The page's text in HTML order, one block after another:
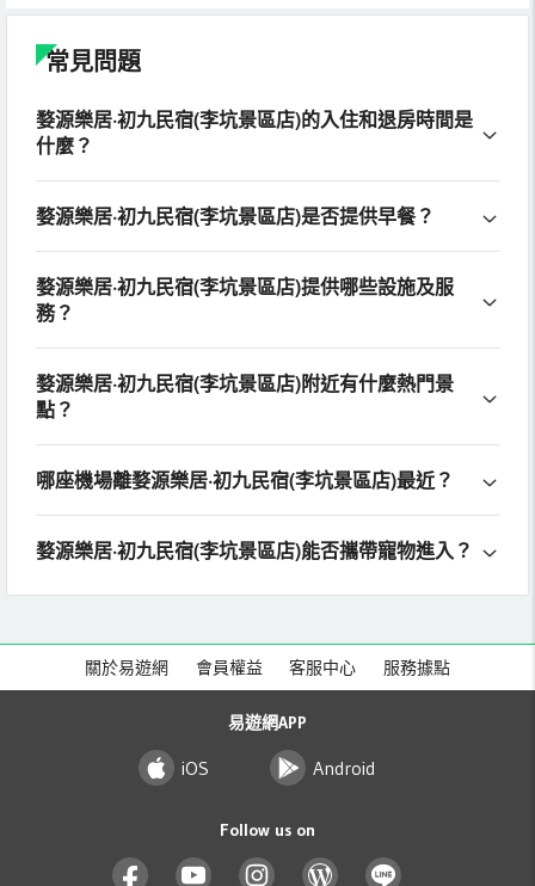
常見問題
婺源樂居·初九民宿(李坑景區店)的入住和退房時間是
什麼？
婺源樂居·初九民宿(李坑景區店)是否提供早餐？
婺源樂居·初九民宿(李坑景區店)提供哪些設施及服
務？
婺源樂居·初九民宿(李坑景區店)附近有什麼熱門景
點？
哪座機場離婺源樂居·初九民宿(李坑景區店)最近？
婺源樂居·初九民宿(李坑景區店)能否攜帶寵物進入？
關於易遊網 會員權益 客服中心 服務據點
易遊網APP
iOS Android
Follow us on